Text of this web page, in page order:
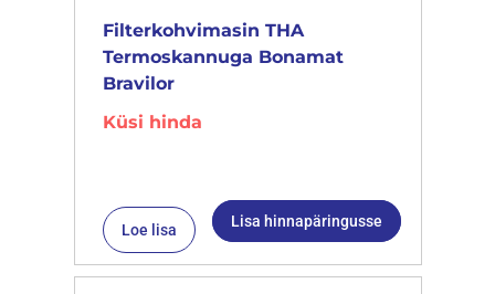
Filterkohvimasin THA
Termoskannuga Bonamat
Bravilor
Küsi hinda
Loe lisa Lisa hinnapäringusse